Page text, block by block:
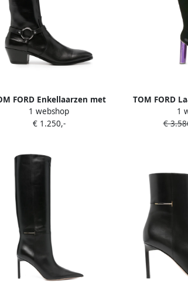
FORD Enkellaarzen met
harnas-detail Zwart
1 webshop
€ 1.250,-
TOM FORD
en1
€